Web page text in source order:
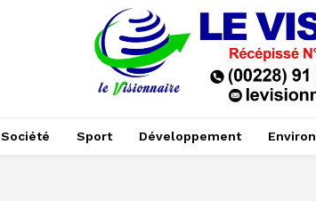
Société Sport Développement